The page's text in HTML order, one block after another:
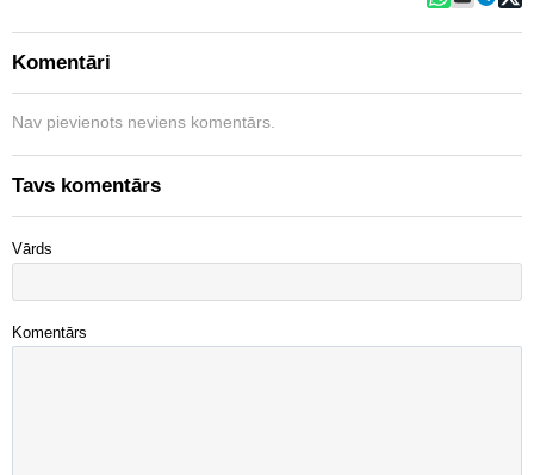
Komentāri
Nav pievienots neviens komentārs.
Tavs komentārs
Vārds
Komentārs